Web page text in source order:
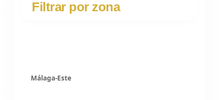
Filtrar por zona
Málaga-Este